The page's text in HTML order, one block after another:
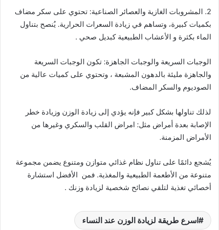
2. المشروبات الغازية والعصائر الصناعية: تحتوي على سكر مضاف
بكميات كبيرة، وتساهم في زيادة السعرات الحرارية. يُنصح بتناول
الماء بكثرة و الأعشاب الطبيعية كبديل صحي .
الوجبات السريعة والوجبات الجاهزة: تكون الوجبات السريعة
والجاهزة مليئة بالدهون المشبعة ، وتحتوي على كميات عالية من
الصوديوم والسكر المضاف.
لذلك تناولها بشكل كبير فإنه يؤدي إلى زيادة الوزن وزيادة خطر
الإصابة بعدة أمراض مثل: امراض القلب والسكري وغيرها من
الأمراض المزمنة.
يُشجع دائمًا على تناول نظام غذائي متوازن ومتنوع يضمن مجموعة
متنوعة من الأطعمة الطبيعية والمغذية. فمن الأفضل استشارة
أخصائي تغذية لتلقي نصائح شخصية لزيادة وزنك .
اسرع طريقة لزيادة الوزن عند النساء